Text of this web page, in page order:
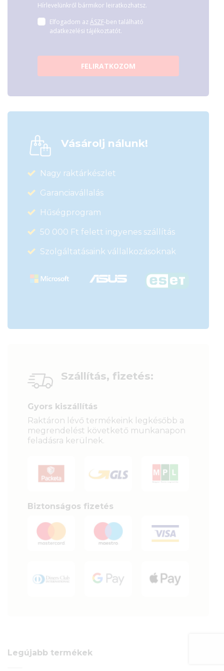
Hírlevelünkről bármikor leiratkozhatsz.
Elfogadom az ÁSZF-ben található
adatkezelési tájékoztatót.
FELIRATKOZOM
Vásárolj nálunk!
Nagy raktárkészlet
Garanciavállalás
Hűségprogram
50 000 Ft felett ingyenes szállítás
Szolgáltatásaink vállalkozásoknak
Szállítás, fizetés:
Gyors kiszállítás
Raktáron lévő termékeink legkésőbb a
megrendelést követkető munkanapon
feladásra kerülnek.
Biztonságos fizetés
Legújabb termékek